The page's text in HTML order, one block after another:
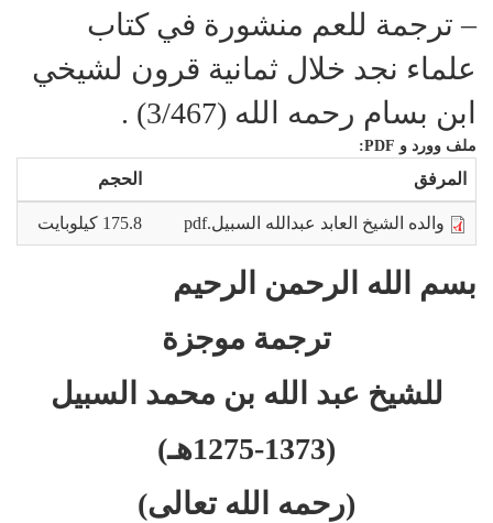
– ترجمة للعم منشورة في كتاب
علماء نجد خلال ثمانية قرون لشيخي
ابن بسام رحمه الله (3/467) .
ملف وورد و PDF:
المرفق الحجم
والده الشيخ العابد عبدالله السبيل.pdf 175.8 كيلوبايت
بسم الله الرحمن الرحيم
ترجمة موجزة
للشيخ عبد الله بن محمد السبيل
(1275-1373هـ)
(رحمه الله تعالى)